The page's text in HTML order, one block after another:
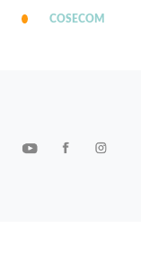
COSECOM